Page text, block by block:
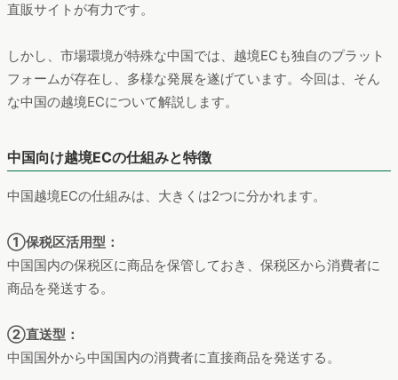
直販サイトが有力です。
しかし、市場環境が特殊な中国では、越境ECも独自のプラット
フォームが存在し、多様な発展を遂げています。今回は、そん
な中国の越境ECについて解説します。
中国向け越境ECの仕組みと特徴
中国越境ECの仕組みは、大きくは2つに分かれます。
①保税区活用型：
中国国内の保税区に商品を保管しておき、保税区から消費者に
商品を発送する。
②直送型：
中国国外から中国国内の消費者に直接商品を発送する。